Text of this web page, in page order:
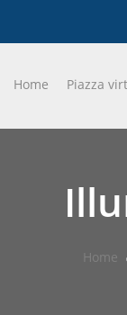
Home Piazza
Home